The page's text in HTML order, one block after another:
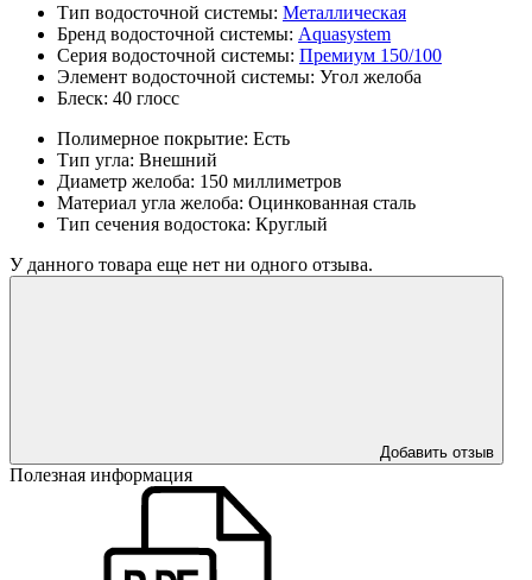
Тип водосточной системы: Металлическая
Бренд водосточной системы: Aquasystem
Серия водосточной системы: Премиум 150/100
Элемент водосточной системы: Угол желоба
Блеск: 40 глосс
Полимерное покрытие: Есть
Тип угла: Внешний
Диаметр желоба: 150 миллиметров
Материал угла желоба: Оцинкованная сталь
Тип сечения водостока: Круглый
У данного товара еще нет ни одного отзыва.
Добавить отзыв
Полезная информация